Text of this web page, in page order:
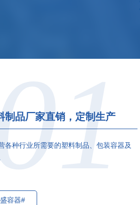
制品厂家直销，定制生产
各种行业所需要的塑料制品、包装容器及
容器#